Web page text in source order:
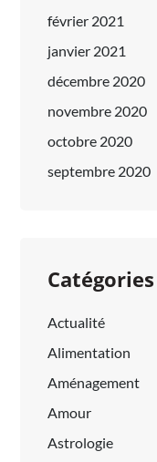
février 2021
janvier 2021
décembre 2020
novembre 2020
octobre 2020
septembre 2020
Catégories
Actualité
Alimentation
Aménagement
Amour
Astrologie